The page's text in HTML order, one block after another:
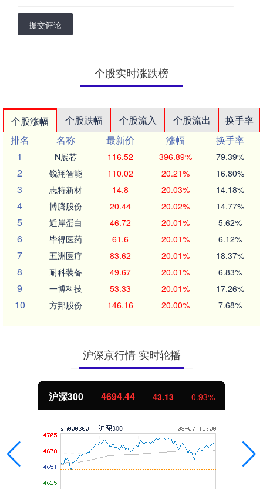
提交评论
个股实时涨跌榜
个股涨幅 个股跌幅 个股流入 个股流出
换手率
排名
名称 最新价 涨幅
换手率
1
N展芯 116.52 396.89% 79.39%
2 锐翔智能 110.02 20.21% 16.80%
3 志特新材 14.8 20.03% 14.18%
4 博腾股份 20.44 20.02% 14.77%
5 近岸蛋白 46.72 20.01% 5.62%
6 毕得医药 61.6 20.01% 6.12%
7 五洲医疗 83.62 20.01% 18.37%
8 耐科装备 49.67 20.01% 6.83%
9 一博科技 53.33 20.01% 17.26%
10 方邦股份 146.16 20.00% 7.68%
沪深京行情 实时轮播
北证50 1134.24 11.37 1.01%